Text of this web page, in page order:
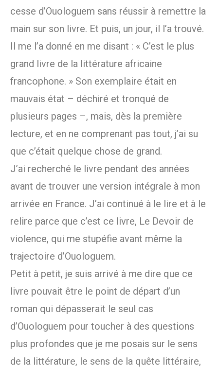
cesse d’Ouologuem sans réussir à remettre la
main sur son livre. Et puis, un jour, il l’a trouvé.
Il me l’a donné en me disant : « C’est le plus
grand livre de la littérature africaine
francophone. » Son exemplaire était en
mauvais état – déchiré et tronqué de
plusieurs pages –, mais, dès la première
lecture, et en ne comprenant pas tout, j’ai su
que c’était quelque chose de grand.
J’ai recherché le livre pendant des années
avant de trouver une version intégrale à mon
arrivée en France. J’ai continué à le lire et à le
relire parce que c’est ce livre, Le Devoir de
violence, qui me stupéfie avant même la
trajectoire d’Ouologuem.
Petit à petit, je suis arrivé à me dire que ce
livre pouvait être le point de départ d’un
roman qui dépasserait le seul cas
d’Ouologuem pour toucher à des questions
plus profondes que je me posais sur le sens
de la littérature, le sens de la quête littéraire,